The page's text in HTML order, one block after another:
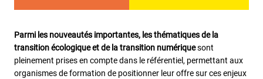
Parmi les nouveautés importantes, les thématiques de la
transition écologique et de la transition numériquesont
pleinement prises en compte dans le référentiel, permettant aux
organismes de formation de positionner leur offre sur ces enjeux